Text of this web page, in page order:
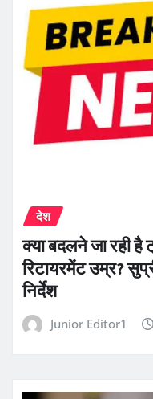
देश
क्या बदलने जा रही है
रिटायरमेंट उम्र?
निर्देश
Junior Editor1